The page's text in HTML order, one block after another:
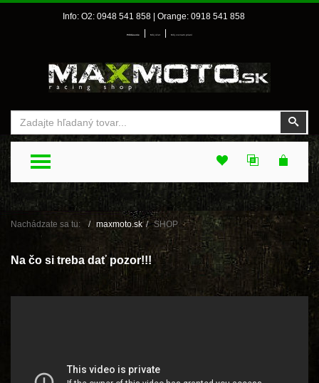
Info: O2: 0948 541 858 | Orange: 0918 541 858
Prihlásenie Môj účet Môj zoznam prianí
TOGGLE MENU
Nachádzate sa tu: maxmoto.sk SHOP
Na čo si treba dať pozor!!!